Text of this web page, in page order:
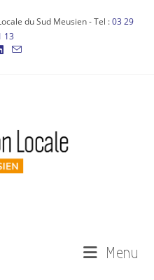
du Sud Meusien - Tel :03 29
13
Menu